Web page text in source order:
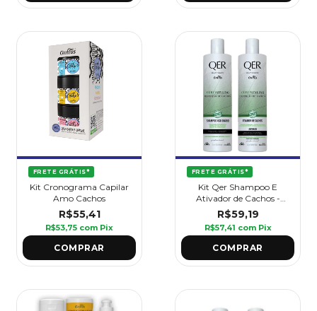
FRETE GRÁTIS*
Kit Cronograma Capilar
Amo Cachos
R$55,41
R$53,75 com Pix
FRETE GRÁTIS*
Kit Qer Shampoo E
Ativador de Cachos -
Curlystyling 1l
R$59,19
R$57,41 com Pix